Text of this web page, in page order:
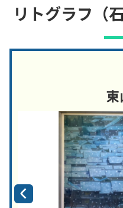
リトグラフ（
東